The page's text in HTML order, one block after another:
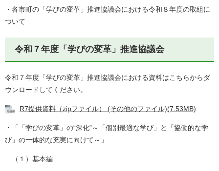
・各市町の「学びの変革」推進協議会における令和８年度の取組に
ついて
令和７年度「学びの変革」推進協議会
令和７年度「学びの変革」推進協議会における資料はこちらからダ
ウンロードしてください。
R7提供資料（zipファイル） (その他のファイル)(7.53MB)
・「「学びの変革」の“深化”～「個別最適な学び」と「協働的な学
び」の一体的な充実に向けて～」
（１）基本編